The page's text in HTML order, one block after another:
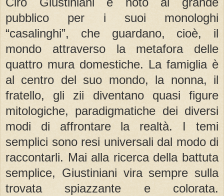
pubblico per i suoi monologhi
“casalinghi”, che guardano, cioè, il
mondo attraverso la metafora delle
quattro mura domestiche. La famiglia è
al centro del suo mondo, la nonna, il
fratello, gli zii diventano quasi figure
mitologiche, paradigmatiche dei diversi
modi di affrontare la realtà. I temi
semplici sono resi universali dal modo di
raccontarli. Mai alla ricerca della battuta
semplice, Giustiniani vira sempre sulla
trovata spiazzante e colorata.